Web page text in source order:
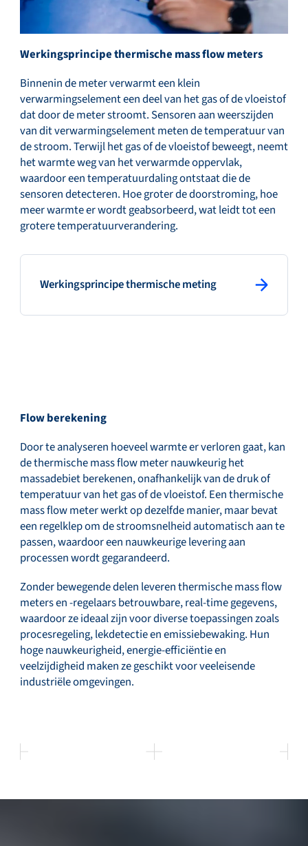
Werkingsprincipe thermische mass flow meters
Binnenin de meter verwarmt een klein
verwarmingselement een deel van het gas of de vloeistof
dat door de meter stroomt. Sensoren aan weerszijden
van dit verwarmingselement meten de temperatuur van
de stroom. Terwijl het gas of de vloeistof beweegt, neemt
het warmte weg van het verwarmde oppervlak,
waardoor een temperatuurdaling ontstaat die de
sensoren detecteren. Hoe groter de doorstroming, hoe
meer warmte er wordt geabsorbeerd, wat leidt tot een
grotere temperatuurverandering.
Werkingsprincipe thermische meting: primary button
Flow berekening
Door te analyseren hoeveel warmte er verloren gaat, kan
de thermische mass flow meter nauwkeurig het
massadebiet berekenen, onafhankelijk van de druk of
temperatuur van het gas of de vloeistof. Een thermische
mass flow meter werkt op dezelfde manier, maar bevat
een regelklep om de stroomsnelheid automatisch aan te
passen, waardoor een nauwkeurige levering aan
processen wordt gegarandeerd.
Zonder bewegende delen leveren thermische mass flow
meters en -regelaars betrouwbare, real-time gegevens,
waardoor ze ideaal zijn voor diverse toepassingen zoals
procesregeling, lekdetectie en emissiebewaking. Hun
hoge nauwkeurigheid, energie-efficiëntie en
veelzijdigheid maken ze geschikt voor veeleisende
industriële omgevingen.